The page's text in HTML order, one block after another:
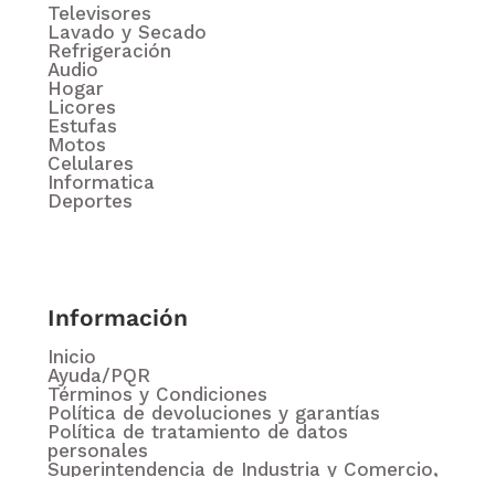
Televisores
Lavado y Secado
Refrigeración
Audio
Hogar
Licores
Estufas
Motos
Celulares
Informatica
Deportes
Información
Inicio
Ayuda/PQR
Términos y Condiciones
Política de devoluciones y garantías
Política de tratamiento de datos
personales
Superintendencia de Industria y Comercio,